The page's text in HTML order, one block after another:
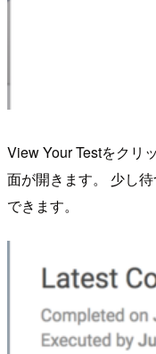
View Your Testをクリ
面が開きます。 少し
できます。